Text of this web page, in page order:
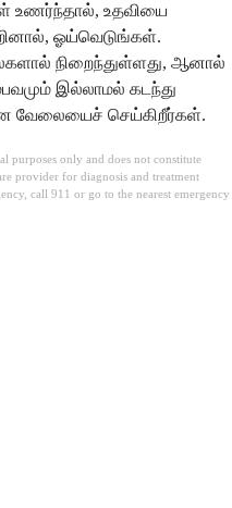
உணர்ந்தால், உதவியை
ஓய்வெடுங்கள்.
நிறைந்துள்ளது, ஆனால்
இல்லாமல் கடந்து
வேலையைச் செய்கிறீர்கள்.
purposes only and does not constitute
provider for diagnosis and treatment
call 911 or go to the nearest emergency